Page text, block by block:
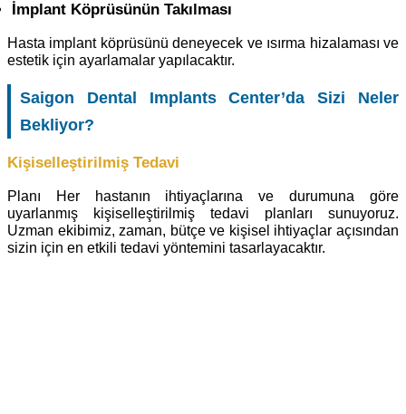
İmplant Köprüsünün Takılması
Hasta implant köprüsünü deneyecek ve ısırma hizalaması ve
estetik için ayarlamalar yapılacaktır.
Saigon Dental Implants Center’da Sizi Neler
Bekliyor?
Kişiselleştirilmiş Tedavi
Planı Her hastanın ihtiyaçlarına ve durumuna göre
uyarlanmış kişiselleştirilmiş tedavi planları sunuyoruz.
Uzman ekibimiz, zaman, bütçe ve kişisel ihtiyaçlar açısından
sizin için en etkili tedavi yöntemini tasarlayacaktır.